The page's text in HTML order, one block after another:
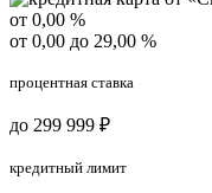
от 0,00 %
от 0,00 до 29,00 %
процентная ставка
до 299 999 ₽
кредитный лимит